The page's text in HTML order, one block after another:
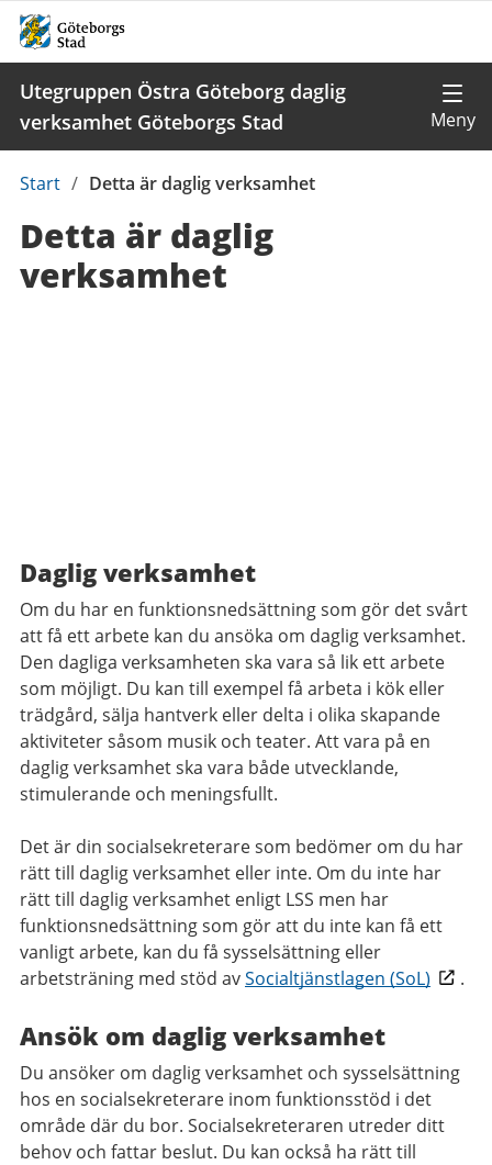
Utegruppen Östra Göteborg daglig
verksamhet Göteborgs Stad
Du
här:
Start / Detta är daglig verksamhet
Detta är daglig
verksamhet
Daglig verksamhet
Om du har en funktionsnedsättning som gör det svårt
att få ett arbete kan du ansöka om daglig verksamhet.
Den dagliga verksamheten ska vara så lik ett arbete
som möjligt. Du kan till exempel få arbeta i kök eller
trädgård, sälja hantverk eller delta i olika skapande
aktiviteter såsom musik och teater. Att vara på en
daglig verksamhet ska vara både utvecklande,
stimulerande och meningsfullt.
Det är din socialsekreterare som bedömer om du har
rätt till daglig verksamhet eller inte. Om du inte har
rätt till daglig verksamhet enligt LSS men har
funktionsnedsättning som gör att du inte kan få ett
vanligt arbete, kan du få sysselsättning eller
arbetsträning med stöd avSocialtjänstlagen (SoL) .
Ansök om daglig verksamhet
Du ansöker om daglig verksamhet och sysselsättning
hos en socialsekreterare inom funktionsstöd i det
område där du bor. Socialsekreteraren utreder ditt
behov och fattar beslut. Du kan också ha rätt till